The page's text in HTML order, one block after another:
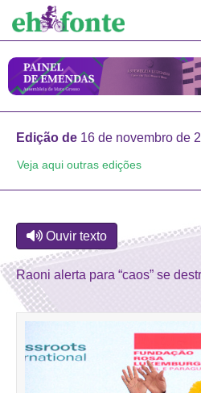
Edição de 16 de novembro de
Veja aqui outras edições
Ouvir texto
Raoni alerta para “caos” se